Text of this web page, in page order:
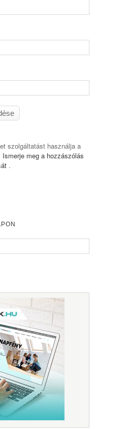
szolgáltatást használja a
Ismerje meg a hozzászólás
.